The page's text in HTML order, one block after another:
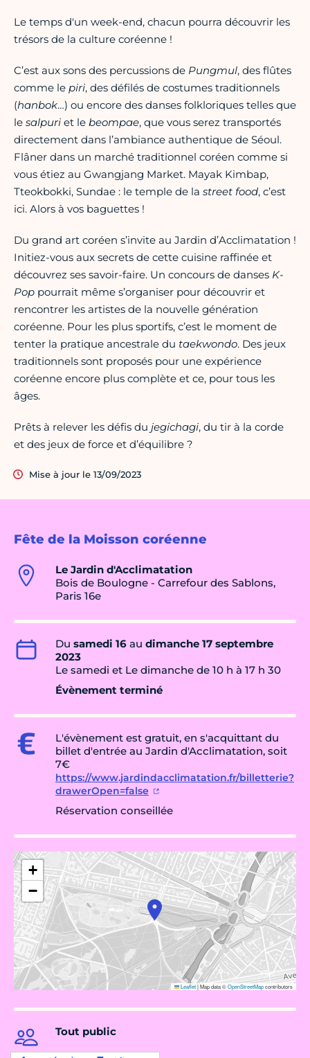
Fête de la Moisson coréenne
Le Jardin d'Acclimatation
Bois de Boulogne - Carrefour des Sablons,
Paris 16e
Du samedi 16 au dimanche 17 septembre
2023
Le samedi et Le dimanche de 10 h à 17 h 30
Évènement terminé
L'évènement est gratuit, en s'acquittant du
billet d'entrée au Jardin d'Acclimatation, soit
7€
https://www.jardindacclimatation.fr/billetterie?
drawerOpen=false
Réservation conseillée
+
−
Leaflet|Map data ©OpenStreetMapcontributors
Tout public
Le temps d'un week-end, chacun pourra découvrir les
trésors de la culture coréenne !
C’est aux sons des percussions de Pungmul, des flûtes
comme le piri, des défilés de costumes traditionnels
(hanbok…) ou encore des danses folkloriques telles que
le salpuri et le beompae, que vous serez transportés
directement dans l’ambiance authentique de Séoul.
Flâner dans un marché traditionnel coréen comme si
vous étiez au Gwangjang Market. Mayak Kimbap,
Tteokbokki, Sundae : le temple de la street food, c’est
ici. Alors à vos baguettes !
Du grand art coréen s’invite au Jardin d’Acclimatation !
Initiez-vous aux secrets de cette cuisine raffinée et
découvrez ses savoir-faire. Un concours de danses K-
Pop pourrait même s’organiser pour découvrir et
rencontrer les artistes de la nouvelle génération
coréenne. Pour les plus sportifs, c’est le moment de
tenter la pratique ancestrale du taekwondo. Des jeux
traditionnels sont proposés pour une expérience
coréenne encore plus complète et ce, pour tous les
âges.
Prêts à relever les défis du jegichagi, du tir à la corde
et des jeux de force et d’équilibre ?
Mise à jour le 13/09/2023